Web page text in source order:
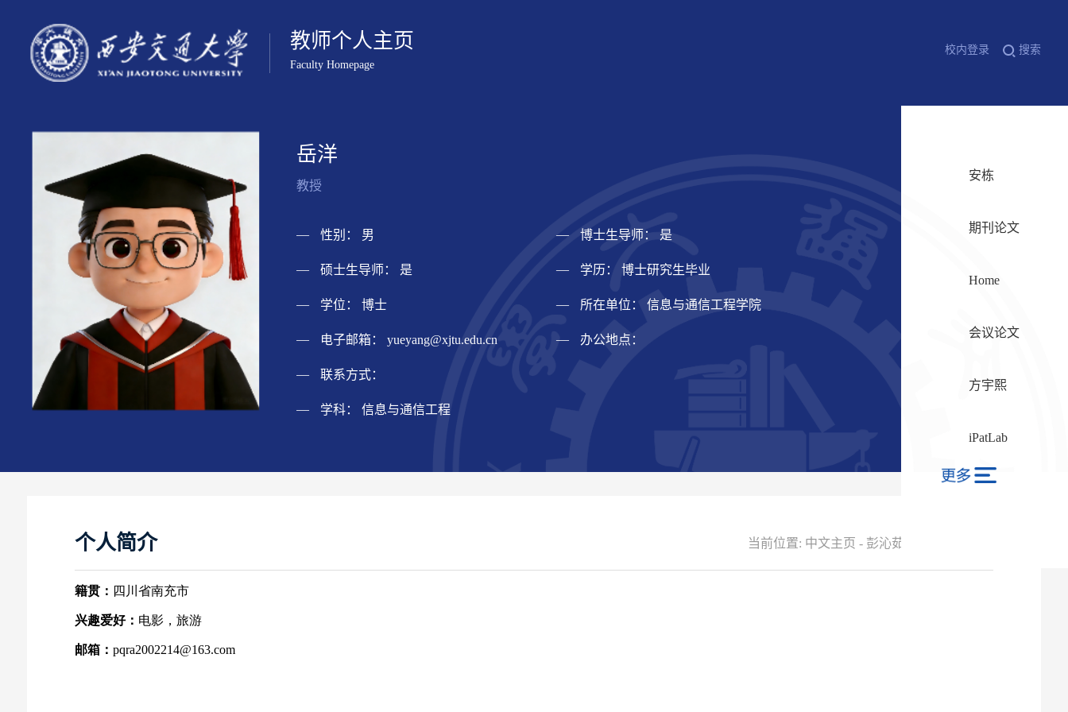
教师个人主页
Faculty Homepage
搜索
校内登录
岳洋
教授
性别： 男 博士生导师： 是
硕士生导师： 是 学历： 博士研究生毕业
学位： 博士 所在单位： 信息与通信工程学院
电子邮箱：yueyang@xjtu.edu.cn 办公地点：
联系方式：
学科： 信息与通信工程
安栋
期刊论文
Home
会议论文
方宇熙
iPatLab
个人简介 当前位置: 中文主页 - 彭沁茹